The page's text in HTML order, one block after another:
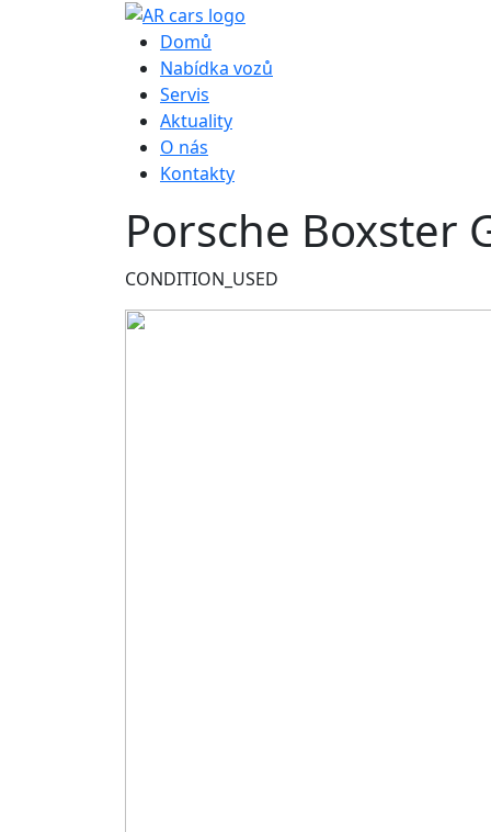
Hlavní navigace
Domů
Nabídka vozů
Servis
Aktuality
O nás
Kontakty
Porsche Boxster
CONDITION_USED
Obrázek